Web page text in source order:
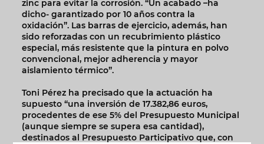
zinc para evitar la corrosión. “Un acabado –ha
dicho- garantizado por 10 años contra la
oxidación”. Las barras de ejercicio, además, han
sido reforzadas con un recubrimiento plástico
especial, más resistente que la pintura en polvo
convencional, mejor adherencia y mayor
aislamiento térmico”.
Toni Pérez ha precisado que la actuación ha
supuesto “una inversión de 17.382,86 euros,
procedentes de ese 5% del Presupuesto Municipal
(aunque siempre se supera esa cantidad),
destinados al Presupuesto Participativo que, con